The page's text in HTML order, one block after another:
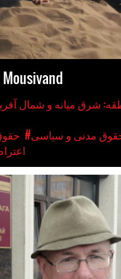
شرق میانه و شمال
مدنی و سیاسی